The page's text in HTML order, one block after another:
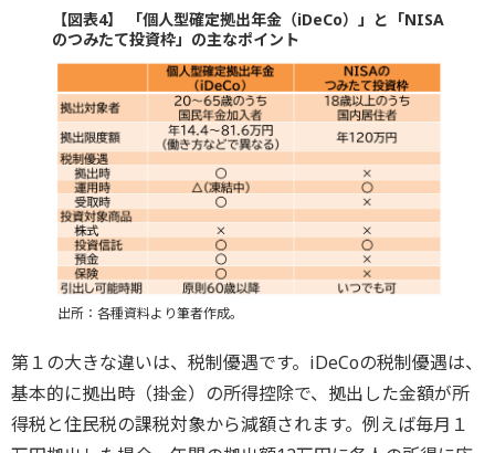
【図表4】 「個人型確定拠出年金（iDeCo）」と「NISA
のつみたて投資枠」の主なポイント
出所：各種資料より筆者作成。
第１の大きな違いは、税制優遇です。iDeCoの税制優遇は、
基本的に拠出時（掛金）の所得控除で、拠出した金額が所
得税と住民税の課税対象から減額されます。例えば毎月１